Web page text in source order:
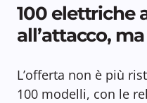
100 elettriche
all’attacco,
L’offerta non è più
100 modelli, con le